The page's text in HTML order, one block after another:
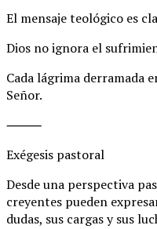
El mensaje teológico es
Dios no ignora el
Cada lágrima derramada
Señor.
⸻
Exégesis pastoral
Desde una perspectiva
creyentes pueden
dudas, sus cargas y sus